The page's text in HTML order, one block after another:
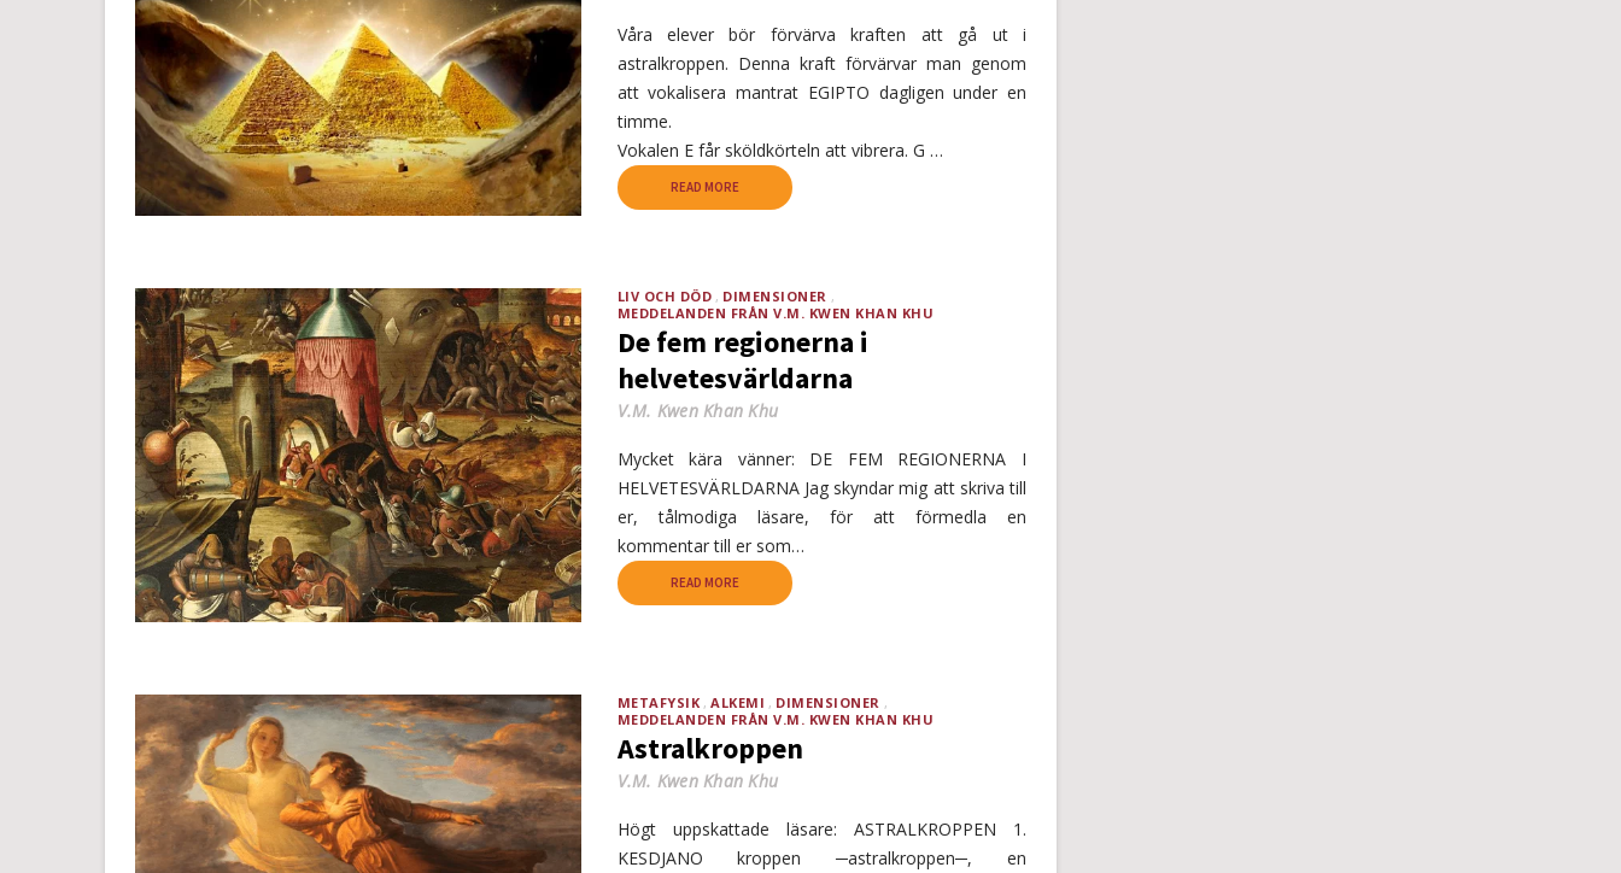
Våra elever bör förvärva kraften att gå ut i
astralkroppen. Denna kraft förvärvar man genom
att vokalisera mantrat EGIPTO dagligen under en
timme.
Vokalen E får sköldkörteln att vibrera. G …
READ MORE
LIV OCH DÖD
DIMENSIONER
MEDDELANDEN FRÅN V.M. KWEN KHAN KHU
De fem regionerna i
helvetesvärldarna
V.M. Kwen Khan Khu
Mycket kära vänner: DE FEM REGIONERNA I
HELVETESVÄRLDARNA Jag skyndar mig att skriva till
er, tålmodiga läsare, för att förmedla en
kommentar till er som…
READ MORE
METAFYSIK ALKEMI
DIMENSIONER
MEDDELANDEN FRÅN V.M. KWEN KHAN KHU
Astralkroppen
V.M. Kwen Khan Khu
Högt uppskattade läsare: ASTRALKROPPEN 1.
KESDJANO kroppen ─astralkroppen─, en